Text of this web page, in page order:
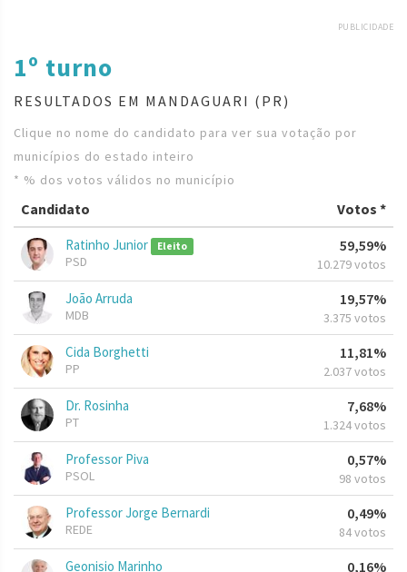
PUBLICIDADE
1º turno
RESULTADOS EM MANDAGUARI (PR)
Clique no nome do candidato para ver sua votação por
municípios do estado inteiro
* % dos votos válidos no município
Candidato Votos *
Ratinho Junior Eleito
PSD
59,59%
10.279 votos
João Arruda
MDB
19,57%
3.375 votos
Cida Borghetti
PP
11,81%
2.037 votos
Dr. Rosinha
PT
7,68%
1.324 votos
Professor Piva
PSOL
0,57%
98 votos
Professor Jorge Bernardi
REDE
0,49%
84 votos
Geonisio Marinho 0,16%